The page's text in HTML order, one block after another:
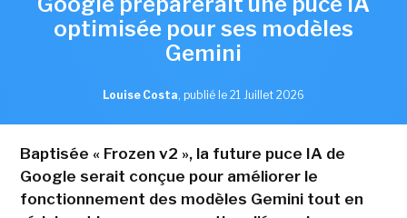
optimisée pour ses modèles
Gemini
Louise Costa, publié le 21 Juillet 2026
Baptisée « Frozen v2 », la future puce IA de
Google serait conçue pour améliorer le
fonctionnement des modèles Gemini tout en